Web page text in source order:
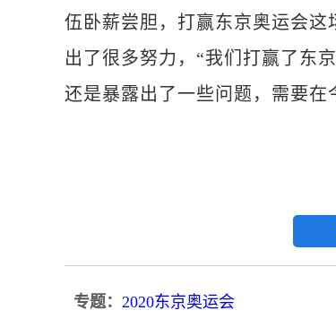
伍卧薪尝胆，打赢东京奥运会
出了很多努力，“我们打赢了东
还是暴露出了一些问题，需要在
专题： 2020东京奥运会